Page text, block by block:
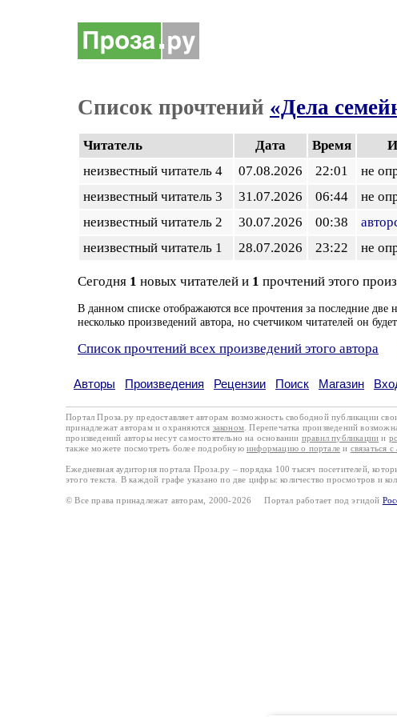
Список прочтений «Дела
Читатель Дата Время
неизвестный читатель 4
07.08.2026 22:01
не
неизвестный читатель 3
31.07.2026 06:44
не
неизвестный читатель 2
30.07.2026 00:38
неизвестный читатель 1
28.07.2026 23:22 не
Сегодня 1 новых читателей и 1 прочтений этого
В данном списке отображаются все прочтения за последние
несколько произведений автора, но счетчиком читателей он
Список прочтений всех произведений этого автора
Авторы Произведения Рецензии Поиск Магазин
Портал Проза.ру предоставляет авторам возможность свободной публикации
принадлежат авторам и охраняются законом . Перепечатка произведений
произведений авторы несут самостоятельно на основании правил публикации и
также можете посмотреть более подробную информацию о портале и связаться
Ежедневная аудитория портала Проза.ру – порядка 100 тысяч посетителей,
этого текста. В каждой графе указано по две цифры: количество просмотров и
© Все права принадлежат авторам, 2000-2026 Портал работает под эгидой